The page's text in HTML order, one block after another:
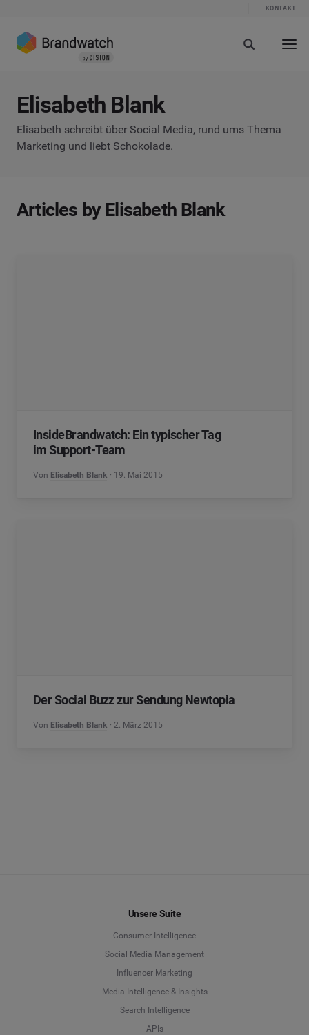
KONTAKT
Elisabeth Blank
Elisabeth schreibt über Social Media, rund ums Thema
Marketing und liebt Schokolade.
Articles by Elisabeth Blank
InsideBrandwatch: Ein typischer Tag
im Support-Team
Von Elisabeth Blank 19. Mai 2015
Der Social Buzz zur Sendung Newtopia
Von Elisabeth Blank 2. März 2015
Unsere Suite
Consumer Intelligence
Social Media Management
Influencer Marketing
Media Intelligence & Insights
Search Intelligence
APIs